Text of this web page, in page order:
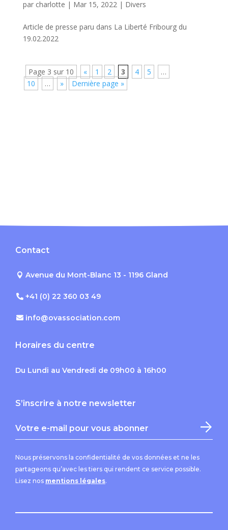
par charlotte | Mar 15, 2022 | Divers
Article de presse paru dans La Liberté Fribourg du
19.02.2022
Page 3 sur 10 « 1 2 3 4 5
…
10
… » Dernière page »
Contact
Avenue du Mont-Blanc 13 - 1196 Gland
+41 (0) 22 360 03 49
info@ovassociation.com
Horaires du centre
Du Lundi au Vendredi de 09h00 à 16h00
S’inscrire à notre newsletter
Nous préservons la confidentialité de vos données et ne les
partageons qu’avec les tiers qui rendent ce service possible.
Lisez nos mentions légales.